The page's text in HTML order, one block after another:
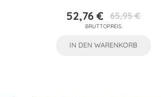
Preis
52,76 €Verkaufspreis
65,95 €
BRUTTOPREIS
IN DEN WARENKORB